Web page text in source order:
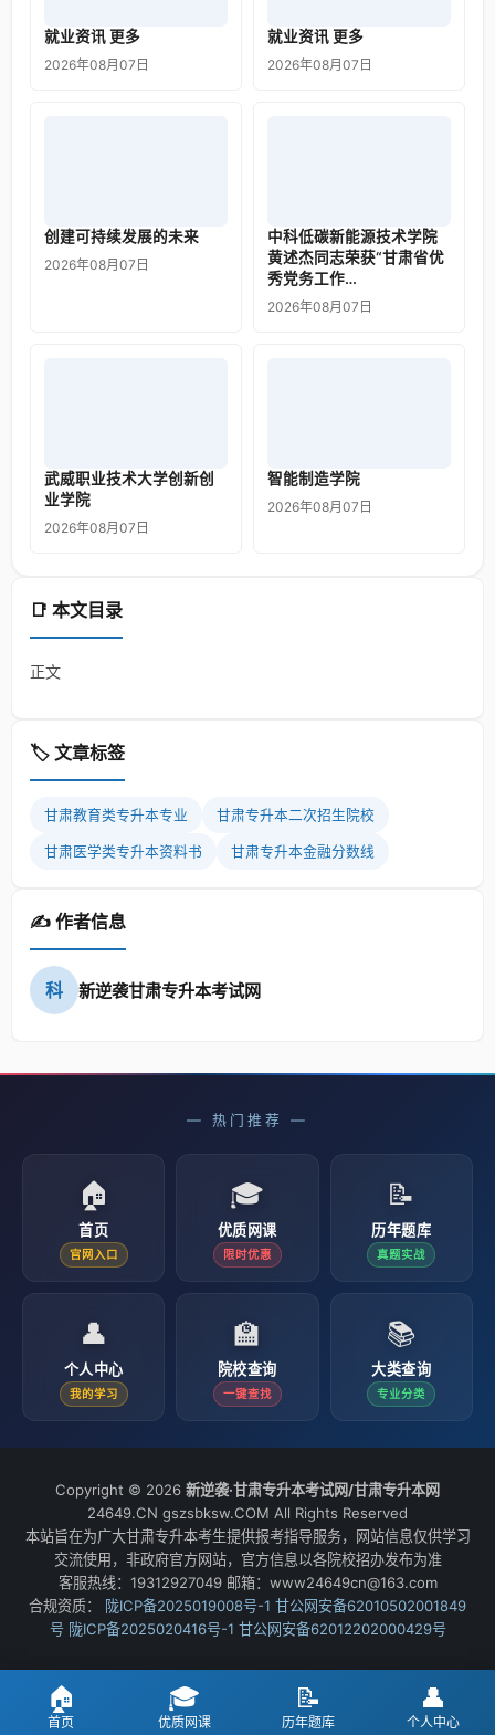
📑 本文目录
正文
🏷️ 文章标签
甘肃教育类专升本专业 甘肃专升本二次招生院校
甘肃医学类专升本资料书 甘肃专升本金融分数线
✍️ 作者信息
科 新逆袭甘肃专升本考试网
就业资讯 更多
2026年08月07日
就业资讯 更多
2026年08月07日
创建可持续发展的未来
2026年08月07日
中科低碳新能源技术学院
黄述杰同志荣获“甘肃省优
秀党务工作…
2026年08月07日
武威职业技术大学创新创
业学院
2026年08月07日
智能制造学院
2026年08月07日
— 热门推荐 —
🏠
首页
官网入口
🎓
优质网课
限时优惠
📝
历年题库
真题实战
👤
个人中心
我的学习
🏫
院校查询
一键查找
📚
大类查询
专业分类
Copyright © 2026 新逆袭·甘肃专升本考试网/甘肃专升本网
24649.CN gszsbksw.COM All Rights Reserved
本站旨在为广大甘肃专升本考生提供报考指导服务，网站信息仅供学习
交流使用，非政府官方网站，官方信息以各院校招办发布为准
客服热线：19312927049 邮箱：www24649cn@163.com
合规资质：
陇ICP备2025019008号-1 甘公网安备62010502001849
号 陇ICP备2025020416号-1 甘公网安备62012202000429号
🏠
首页
🎓
优质网课
📝
历年题库
👤
个人中心